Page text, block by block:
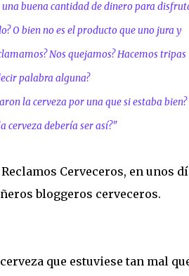
buena cantidad de dinero para
O bien no es el producto que uno jura y
Nos quejamos? Hacemos tripas
palabra alguna?
la cerveza por una que si estaba bien?
cerveza debería ser así?"
Cerveceros, en unos
bloggeros cerveceros.
que estuviese tan mal